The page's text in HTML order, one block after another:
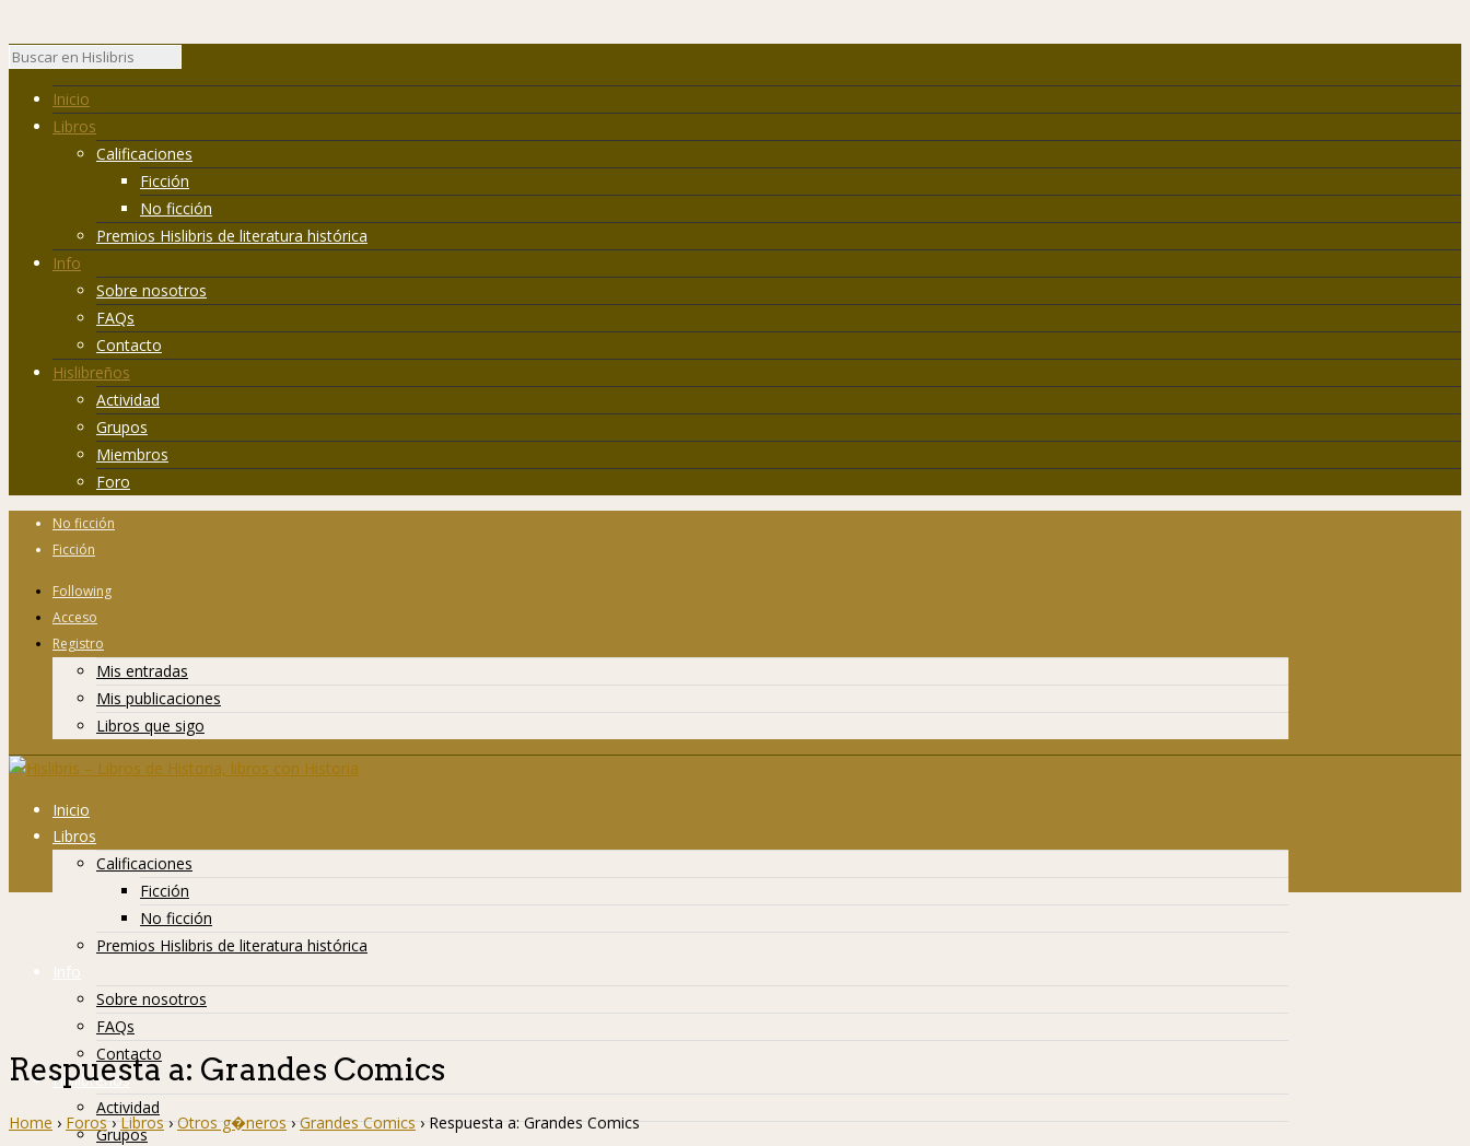
Inicio
Libros
Calificaciones
Ficción
No ficción
Premios Hislibris de literatura histórica
Info
Sobre nosotros
FAQs
Contacto
Hislibreños
Actividad
Grupos
Miembros
Foro
No ficción
Ficción
Following
Acceso
Registro
Mis entradas
Mis publicaciones
Libros que sigo
Inicio
Libros
Calificaciones
Ficción
No ficción
Premios Hislibris de literatura histórica
Info
Sobre nosotros
FAQs
Contacto
Hislibreños
Actividad
Grupos
Respuesta a: Grandes Comics
Home › Foros › Libros › Otros g�neros › Grandes Comics › Respuesta a: Grandes Comics